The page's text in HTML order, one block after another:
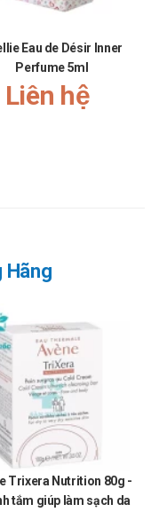
Eau de Désir Inner
Perfume 5ml
Liên hệ
Hãng
Trixera Nutrition 80g -
tắm giúp làm sạch da